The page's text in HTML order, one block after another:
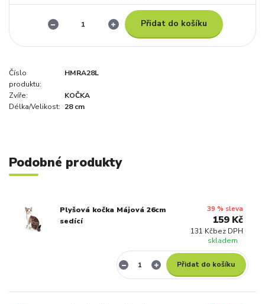
Přidat do košíku
Číslo
produktu:
HMRA28L
Zvíře:
KOČKA
Délka/Velikost: 28 cm
Podobné produkty
Plyšová kočka Májová 26cm
sedící
39 % sleva
159 Kč
131 Kčbez DPH
skladem
Přidat do košíku